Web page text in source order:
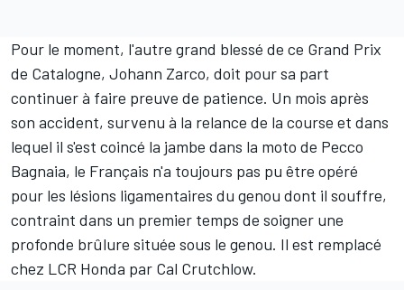
Pour le moment, l'autre grand blessé de ce Grand Prix
de Catalogne, Johann Zarco, doit pour sa part
continuer à faire preuve de patience. Un mois après
son accident, survenu à la relance de la course et dans
lequel il s'est coincé la jambe dans la moto de Pecco
Bagnaia, le Français n'a toujours pas pu être opéré
pour les lésions ligamentaires du genou dont il souffre,
contraint dans un premier temps de soigner une
profonde brûlure située sous le genou. Il est remplacé
chez LCR Honda par Cal Crutchlow.